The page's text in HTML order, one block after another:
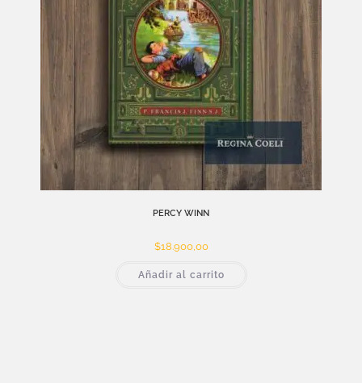
PERCY WINN
$18.900,00
Añadir al carrito